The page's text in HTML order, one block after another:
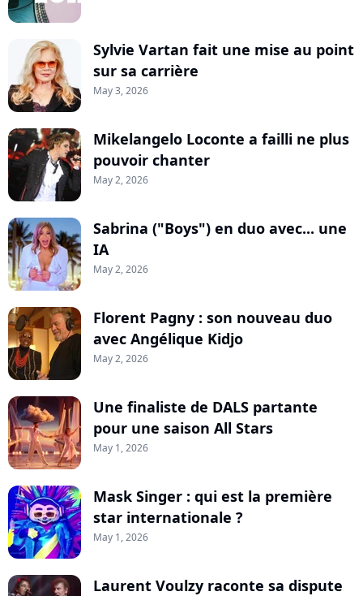
Sylvie Vartan fait une mise au point
sur sa carrière
May 3, 2026
Mikelangelo Loconte a failli ne plus
pouvoir chanter
May 2, 2026
Sabrina ("Boys") en duo avec... une
IA
May 2, 2026
Florent Pagny : son nouveau duo
avec Angélique Kidjo
May 2, 2026
Une finaliste de DALS partante
pour une saison All Stars
May 1, 2026
Mask Singer : qui est la première
star internationale ?
May 1, 2026
Laurent Voulzy raconte sa dispute